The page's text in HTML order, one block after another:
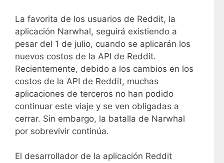
La favorita de los usuarios de Reddit, la
aplicación Narwhal, seguirá existiendo a
pesar del 1 de julio, cuando se aplicarán los
nuevos costos de la API de Reddit.
Recientemente, debido a los cambios en los
costos de la API de Reddit, muchas
aplicaciones de terceros no han podido
continuar este viaje y se ven obligadas a
cerrar. Sin embargo, la batalla de Narwhal
por sobrevivir continúa.
El desarrollador de la aplicación Reddit